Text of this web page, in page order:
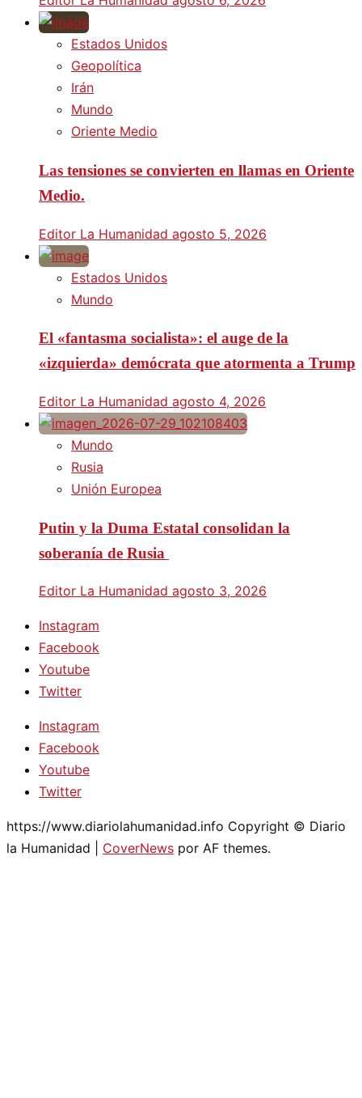
Estados Unidos
Geopolítica
Irán
Mundo
Oriente Medio
Las tensiones se convierten en llamas en Oriente
Medio.
Editor La Humanidad agosto 5, 2026
Estados Unidos
Mundo
El «fantasma socialista»: el auge de la
«izquierda» demócrata que atormenta a Trump
Editor La Humanidad agosto 4, 2026
Mundo
Rusia
Unión Europea
Putin y la Duma Estatal consolidan la
soberanía de Rusia
Editor La Humanidad agosto 3, 2026
Instagram
Facebook
Youtube
Twitter
Instagram
Facebook
Youtube
Twitter
https://www.diariolahumanidad.info Copyright © Diario
la Humanidad
CoverNews por AF themes.